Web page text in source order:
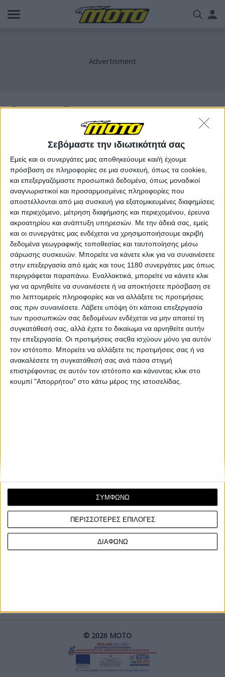
Σεβόμαστε την ιδιωτικότητά σας
Εμείς και οι συνεργάτες μας αποθηκεύουμε και/ή έχουμε
πρόσβαση σε πληροφορίες σε μια συσκευή, όπως τα cookies,
και επεξεργαζόμαστε προσωπικά δεδομένα, όπως μοναδικοί
αναγνωριστικοί και προσαρμοσμένες πληροφορίες που
αποστέλλονται από μια συσκευή για εξατομικευμένες διαφημίσεις
και περιεχόμενο, μέτρηση διαφήμισης και περιεχομένου, έρευνα
ακροατηρίου και ανάπτυξη υπηρεσιών. Με την άδειά σας, εμείς
και οι συνεργάτες μας ενδέχεται να χρησιμοποιήσουμε ακριβή
δεδομένα γεωγραφικής τοποθεσίας και ταυτοποίησης μέσω
σάρωσης συσκευών. Μπορείτε να κάνετε κλικ για να συναινέσετε
στην επεξεργασία από εμάς και τους 1180 συνεργάτες μας όπως
περιγράφεται παραπάνω. Εναλλακτικά, μπορείτε να κάνετε κλικ
για να αρνηθείτε να συναινέσετε ή να αποκτήσετε πρόσβαση σε
πιο λεπτομερείς πληροφορίες και να αλλάξετε τις προτιμήσεις
σας πριν συναινέσετε. Λάβετε υπόψη ότι κάποια επεξεργασία
των προσωπικών σας δεδομένων ενδέχεται να μην απαιτεί τη
συγκατάθεσή σας, αλλά έχετε το δικαίωμα να αρνηθείτε αυτήν
την επεξεργασία. Οι προτιμήσεις σαςθα ισχύουν μόνο για αυτόν
τον ιστότοπο. Μπορείτε να αλλάξετε τις προτιμήσεις σας ή να
ανακαλέσετε τη συγκατάθεσή σας ανά πάσα στιγμή
επιστρέφοντας σε αυτόν τον ιστότοπο και κάνοντας κλικ στο
κουμπί "Απορρήτου" στο κάτω μέρος της ιστοσελίδας.
ΠΕΡΙΣΣΟΤΕΡΕΣ ΕΠΙΛΟΓΕΣ
ΔΙΑΦΩΝΩ
ΣΥΜΦΩΝΩ
Παράκαμψη
προς
Sportster S
Επικαιρότητα 10/6/2026
Η Harley-Davidson επαναπατρίζει την παραγωγή
της στις ΗΠΑ υπό την πίεση της κυβέρνησης Τραμπ
Η Harley-Davidson ανακοίνωσε την Τρίτη 9 Ιουνίου 2026 πως
η πλατφόρμα των Revolution Max μοντέλων – Pan America,
Sportster S και Nightster – που κατασκευάζονται στην
Ταϊλάνδη θα επιστρέψει στις ΗΠΑ. ...
Επικαιρότητα
Ανάκληση Harley-Davidson Sportster S - Για πιθανό
σπάσιμο της τιμονόπλακας
Μέσω του ευρωπαϊκού συστήματος ανακλήσεων RAPEX,
ΓΙΝΕ ΣΥΝΔΡΟΜΗΤΗΣ
Επικοινωνία
© 2026 ΜΟΤΟ